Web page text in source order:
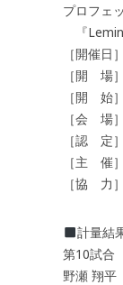
プロフェ
『
［開催日
［開 場
［開 始
［会 場
［認 定
［主 催
［協 力
計量結
第10試合
野瀬 翔平